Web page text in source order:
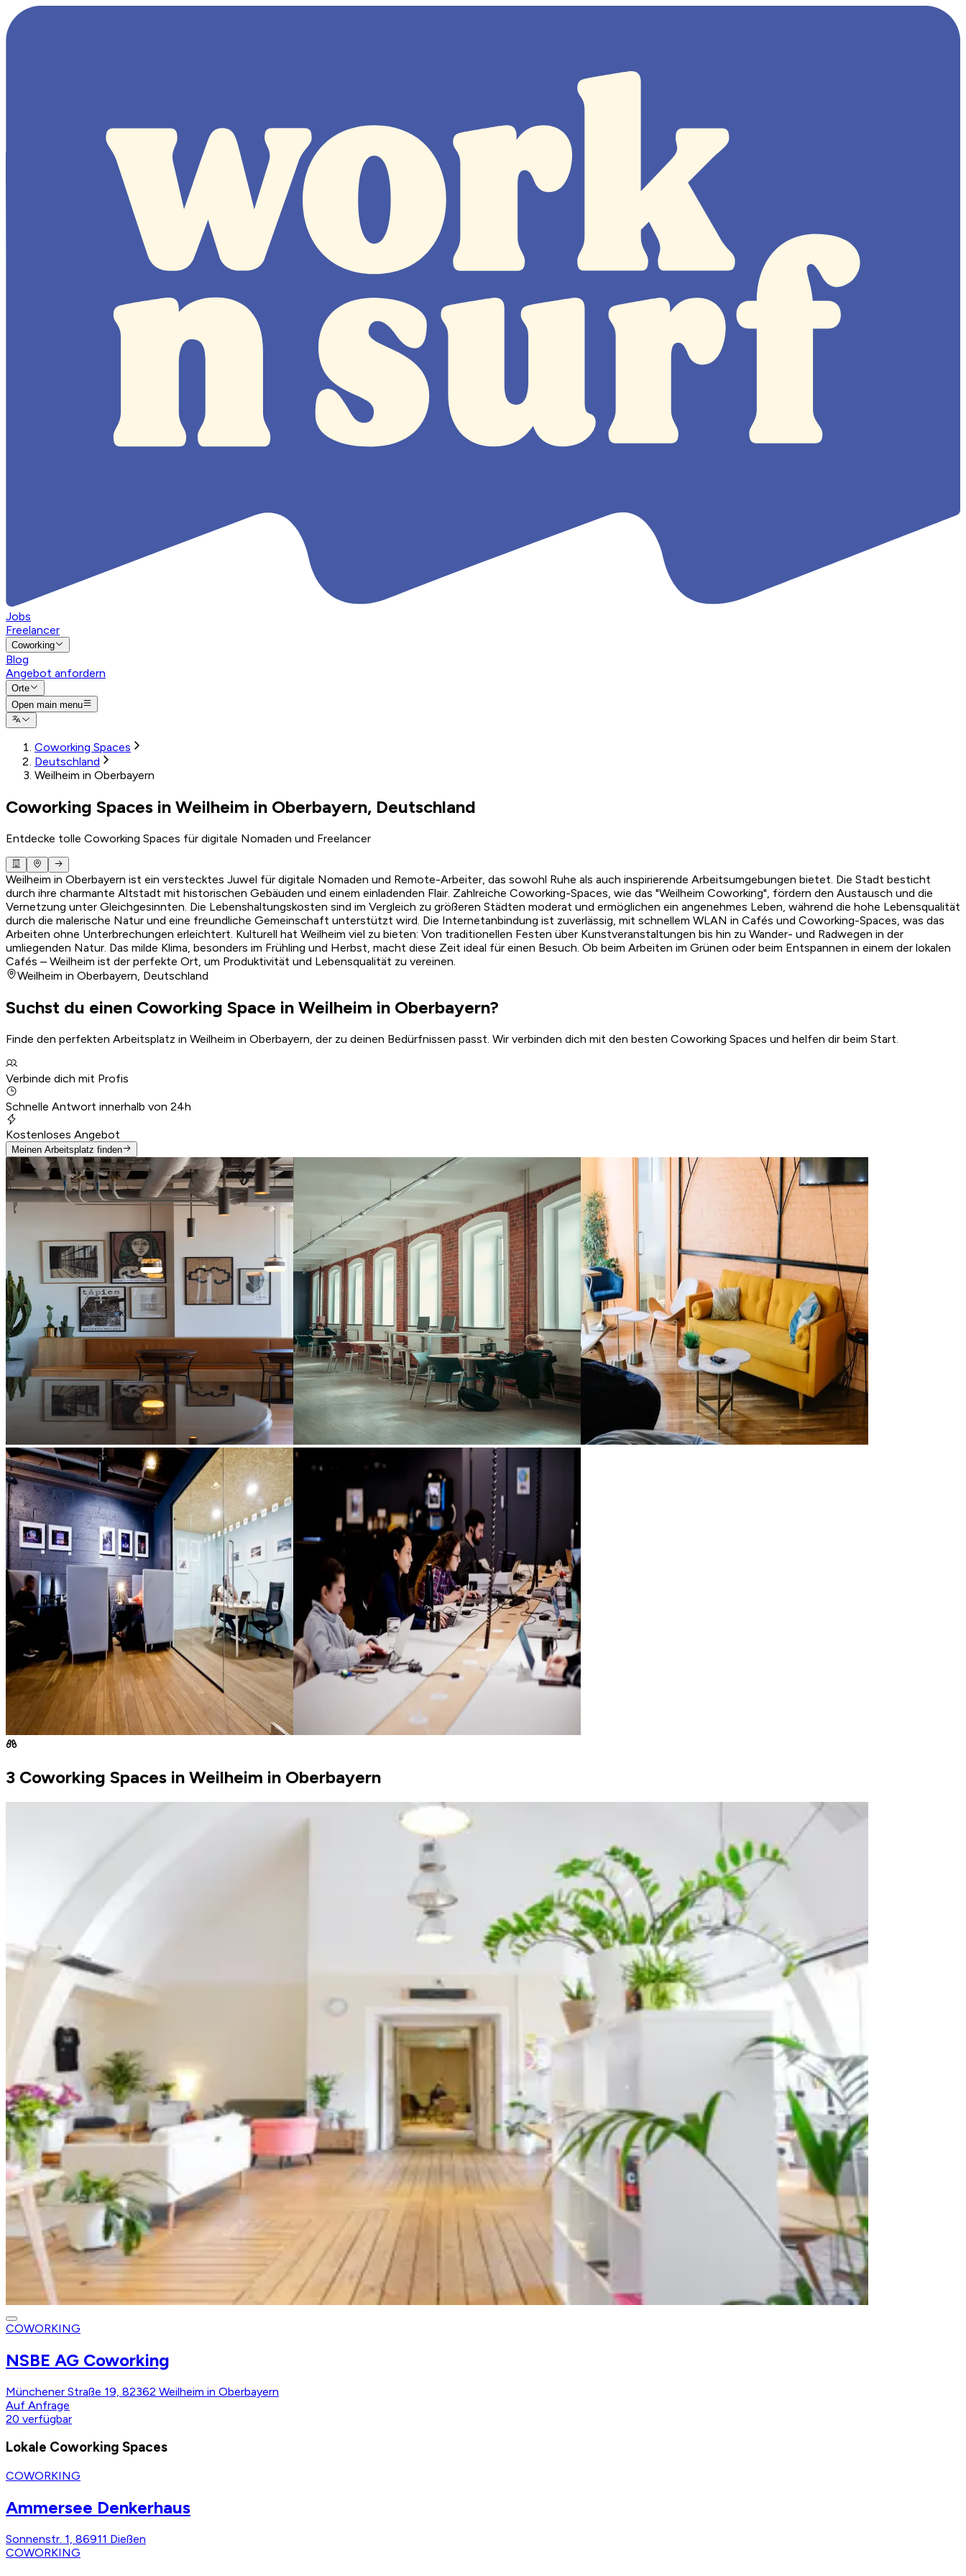
Jobs
Freelancer
Coworking
Blog
Angebot anfordern
Orte
Open main menu
Coworking Spaces
Deutschland
Weilheim in Oberbayern
Coworking Spaces in Weilheim in Oberbayern, Deutschland
Entdecke tolle Coworking Spaces für digitale Nomaden und Freelancer
Weilheim in Oberbayern ist ein verstecktes Juwel für digitale Nomaden und Remote-Arbeiter, das sowohl Ruhe als auch inspirierende Arbeitsumgebungen bietet. Die Stadt besticht
durch ihre charmante Altstadt mit historischen Gebäuden und einem einladenden Flair. Zahlreiche Coworking-Spaces, wie das "Weilheim Coworking", fördern den Austausch und die
Vernetzung unter Gleichgesinnten. Die Lebenshaltungskosten sind im Vergleich zu größeren Städten moderat und ermöglichen ein angenehmes Leben, während die hohe Lebensqualität
durch die malerische Natur und eine freundliche Gemeinschaft unterstützt wird. Die Internetanbindung ist zuverlässig, mit schnellem WLAN in Cafés und Coworking-Spaces, was das
Arbeiten ohne Unterbrechungen erleichtert. Kulturell hat Weilheim viel zu bieten: Von traditionellen Festen über Kunstveranstaltungen bis hin zu Wander- und Radwegen in der
umliegenden Natur. Das milde Klima, besonders im Frühling und Herbst, macht diese Zeit ideal für einen Besuch. Ob beim Arbeiten im Grünen oder beim Entspannen in einem der lokalen
Cafés – Weilheim ist der perfekte Ort, um Produktivität und Lebensqualität zu vereinen.
Weilheim in Oberbayern, Deutschland
Suchst du einen Coworking Space in Weilheim in Oberbayern?
Finde den perfekten Arbeitsplatz in Weilheim in Oberbayern, der zu deinen Bedürfnissen passt. Wir verbinden dich mit den besten Coworking Spaces und helfen dir beim Start.
Verbinde dich mit Profis
Schnelle Antwort innerhalb von 24h
Kostenloses Angebot
Meinen Arbeitsplatz finden
3 Coworking Spaces in Weilheim in Oberbayern
COWORKING
NSBE AG Coworking
Münchener Straße 19, 82362 Weilheim in Oberbayern
Auf Anfrage
20 verfügbar
Lokale Coworking Spaces
COWORKING
Ammersee Denkerhaus
Sonnenstr. 1, 86911 Dießen
COWORKING